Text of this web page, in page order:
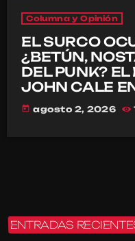
Columna y Opinión
EL SURCO
¿BETÚN,
DEL PUNK?
JOHN CALE
today agosto 2, 2026
ENTRADAS